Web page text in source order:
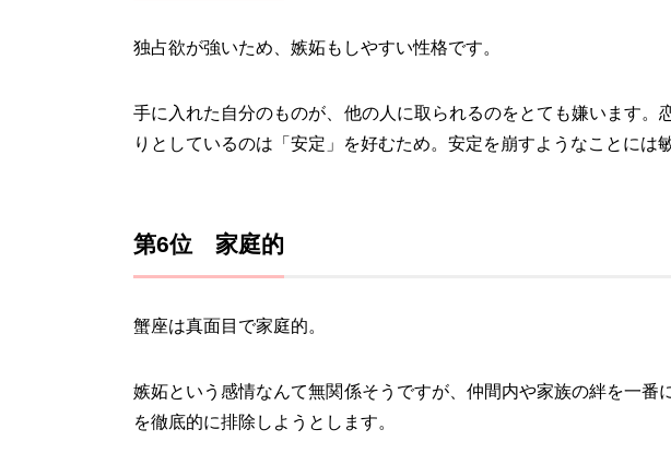
独占欲が強いため、嫉妬もしやすい性格です。
手に入れた自分のものが、他の人に取られるのをとても嫌います。
りとしているのは「安定」を好むため。安定を崩すようなことには
第6位 家庭的
蟹座は真面目で家庭的。
嫉妬という感情なんて無関係そうですが、仲間内や家族の絆を一番
を徹底的に排除しようとします。